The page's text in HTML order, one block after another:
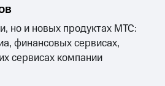
но и новых продуктах МТС:
финансовых сервисах,
сервисах компании